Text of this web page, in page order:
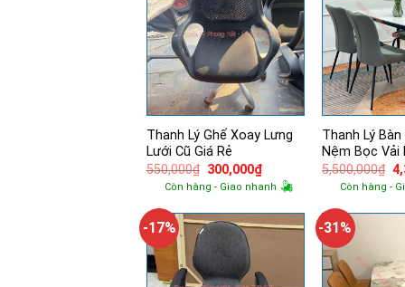
Thanh Lý Ghế Xoay Lưng
Lưới Cũ Giá Rẻ
550,000₫ Giá
gốc
là:
300,000₫Giá
hiện
tại
300,000₫.
Còn hàng - Giao nhanh
Thanh Lý
Nệm Bọc Vải
5,500,000₫
là:
Còn hàng -
-17% -31%